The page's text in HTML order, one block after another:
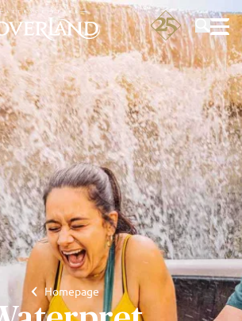
Zoeken
Homepage